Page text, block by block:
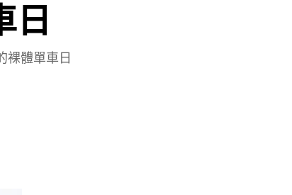
日
裸體單車日